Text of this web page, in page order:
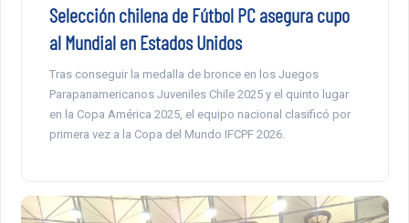
Selección chilena de Fútbol PC asegura cupo
al Mundial en Estados Unidos
Tras conseguir la medalla de bronce en los Juegos
Parapanamericanos Juveniles Chile 2025 y el quinto lugar
en la Copa América 2025, el equipo nacional clasificó por
primera vez a la Copa del Mundo IFCPF 2026.